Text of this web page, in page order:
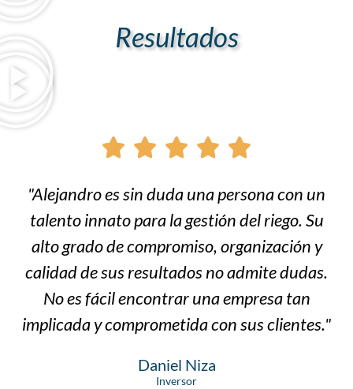
Resultados
    
"Alejandro es sin duda una persona con un
talento innato para la gestión del riego. Su
alto grado de compromiso, organización y
calidad de sus resultados no admite dudas.
No es fácil encontrar una empresa tan
implicada y comprometida con sus clientes."
Daniel Niza
Inversor